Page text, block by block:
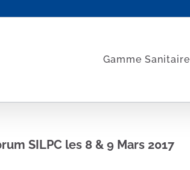
Gamme Sanitaire
SILPC les 8 & 9 Mars 2017